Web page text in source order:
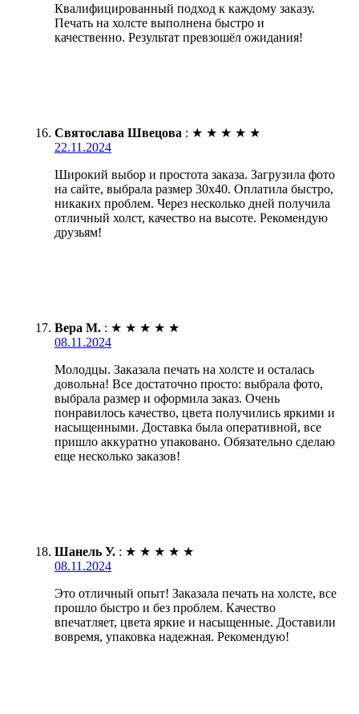
Квалифицированный подход к каждому заказу.
Печать на холсте выполнена быстро и
качественно. Результат превзошёл ожидания!
Святослава Швецова : ★ ★ ★ ★ ★
22.11.2024
Широкий выбор и простота заказа. Загрузила фото
на сайте, выбрала размер 30х40. Оплатила быстро,
никаких проблем. Через несколько дней получила
отличный холст, качество на высоте. Рекомендую
друзьям!
Вера М. : ★ ★ ★ ★ ★
08.11.2024
Молодцы. Заказала печать на холсте и осталась
довольна! Все достаточно просто: выбрала фото,
выбрала размер и оформила заказ. Очень
понравилось качество, цвета получились яркими и
насыщенными. Доставка была оперативной, все
пришло аккуратно упаковано. Обязательно сделаю
еще несколько заказов!
Шанель У. : ★ ★ ★ ★ ★
08.11.2024
Это отличный опыт! Заказала печать на холсте, все
прошло быстро и без проблем. Качество
впечатляет, цвета яркие и насыщенные. Доставили
вовремя, упаковка надежная. Рекомендую!